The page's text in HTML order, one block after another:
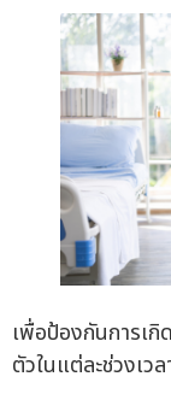
เพื่อป้องกันการเ
ตัวในแต่ละช่วงเ